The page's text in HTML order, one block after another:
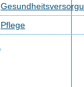
Pflege